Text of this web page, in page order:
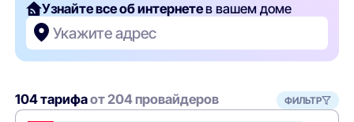
Узнайте все об интернетев вашем доме
Укажите адрес
104 тарифаот 204 провайдеров ФИЛЬТР